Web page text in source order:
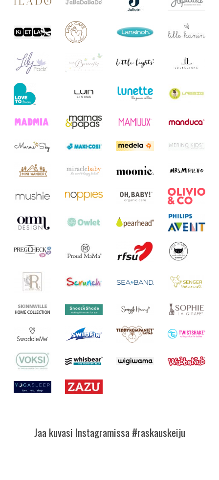
Jaa kuvasi Instagramissa #raskauskeiju